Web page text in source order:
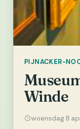
PIJNACKER-
Winde
woensdag 8